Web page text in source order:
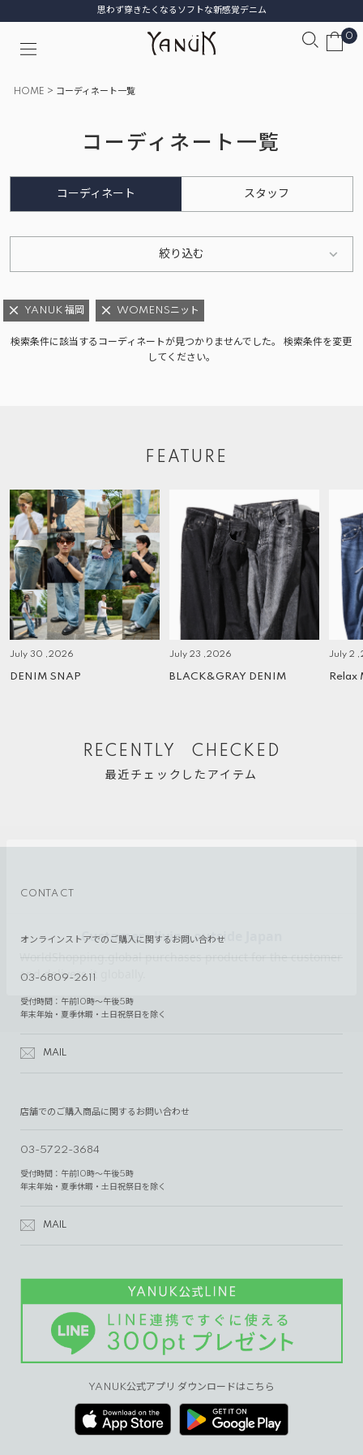
思わず穿きたくなるソフトな新感覚デニム
0
HOME コーディネート一覧
コーディネート一覧
コーディネート スタッフ
絞り込む
YANUK 福岡 WOMENSニット
検索条件に該当するコーディネートが見つかりませんでした。 検索条件を変更
してください。
FEATURE
July 30 ,2026
DENIM SNAP
July 23 ,2026
BLACK&GRAY DENIM
July 2
Relax
RECENTLY CHECKED
最近チェックしたアイテム
CONTACT
オンラインストアでのご購入に関するお問い合わせ
03-6809-2611
受付時間：午前10時～午後5時
年末年始・夏季休暇・土日祝祭日を除く
MAIL
店舗でのご購入商品に関するお問い合わせ
03-5722-3684
受付時間：午前10時～午後5時
年末年始・夏季休暇・土日祝祭日を除く
MAIL
YANUK公式アプリ ダウンロードはこちら